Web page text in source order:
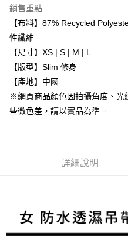
1.分期款項不併入電信帳單，「大哥
2.透過簡訊連結打開帳單後，可選
帳／街口支付／iPASS MONEY」等
【注意事項】
1.本服務係由「台灣大哥大股份有
用戶於交易時，得透過本服務購買
2.基於同意付款使用「大哥付你分
資料（包含姓名、電話或地址）提
【「AFTEE先享後付」結帳流程】
１．於結帳方式選擇「AFTEE先享
２．訂單成立數日內，您將收到繳費
３．收到繳費通知簡訊後14天內，
ATM／網路銀行／等多元方式進行付
※ 請注意：結帳手續完成當下不需
購買商品的店家。未經商家同意取
後付繳納相關費用。
是否繳費成功／繳費後需取消欲退
１．透過由恩沛科技股份有限公司
易，需依本服務之必要範圍內提供
３．未成年的使用者請事先徵得法
「AFTEE先享後付」，若未經同意
任。
宅配
每筆NT$100，滿NT$799(含以
付款後門市自取
免運費
每筆NT$130，滿NT$3,000(含以
銷售重點
【布料】87% Recycled
性纖維
【尺寸】XS | S | M | L
【版型】Slim 修身
【產地】中國
※網頁商品顏色因拍攝角度、光
些微色差，請以實品為準。
詳細說明